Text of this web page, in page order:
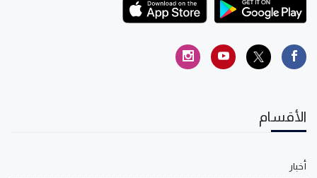
الأقسام
أخبار